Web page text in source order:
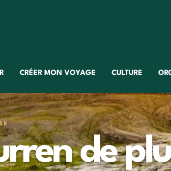
CRÉER MON VOYAGE CULTURE
de